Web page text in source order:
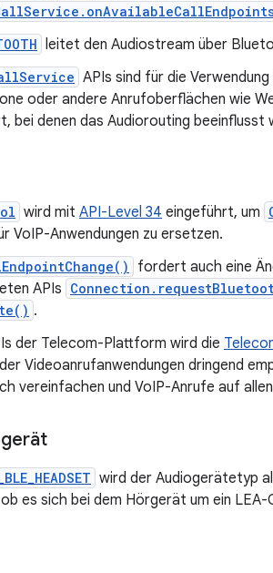
leitet den Audiostream über
APIs sind für die
oder andere Anrufoberflächen wie
bei denen das Audiorouting beeinflusst
wird mit API-Level 34 eingeführt, um
VoIP-Anwendungen zu ersetzen.
fordert auch eine
APIs
.
der Telecom-Plattform wird die
Videoanrufanwendungen dringend
vereinfachen und VoIP-Anrufe auf
wird der Audiogerätetyp
es sich bei dem Hörgerät um ein